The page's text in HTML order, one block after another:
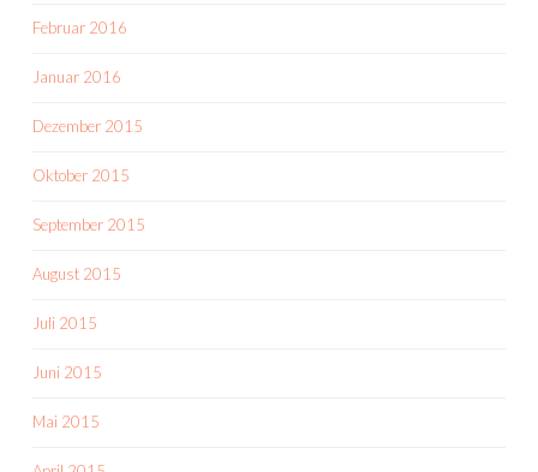
Februar 2016
Januar 2016
Dezember 2015
Oktober 2015
September 2015
August 2015
Juli 2015
Juni 2015
Mai 2015